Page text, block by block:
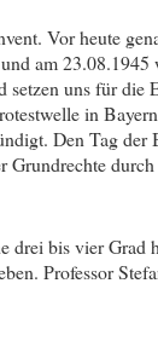
Vor heute
am
setzen uns für
in
Den Tag
drei bis vier Grad
Professor